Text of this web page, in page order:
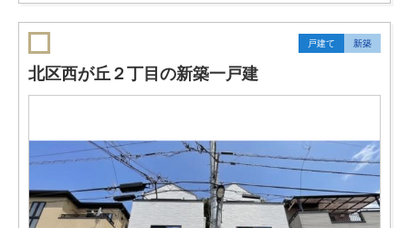
戸建て 新築
北区西が丘２丁目の新築一戸建